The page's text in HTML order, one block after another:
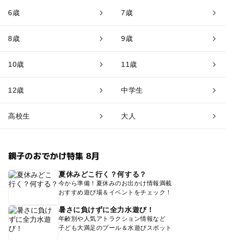
6歳 7歳
8歳 9歳
10歳 11歳
12歳 中学生
高校生 大人
親子のおでかけ特集 8月
夏休みどこ行く？何する？
今から準備！夏休みのお出かけ情報満載
おすすめ遊び場＆イベントをチェック！
暑さに負けずに全力水遊び！
年齢別や人気アトラクション情報など
子ども大満足のプール＆水遊びスポット